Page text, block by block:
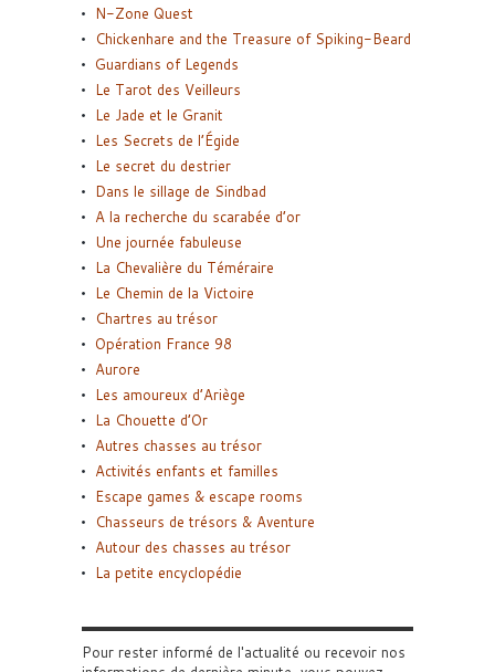
N-Zone Quest
Chickenhare and the Treasure of Spiking-Beard
Guardians of Legends
Le Tarot des Veilleurs
Le Jade et le Granit
Les Secrets de l’Égide
Le secret du destrier
Dans le sillage de Sindbad
A la recherche du scarabée d’or
Une journée fabuleuse
La Chevalière du Téméraire
Le Chemin de la Victoire
Chartres au trésor
Opération France 98
Aurore
Les amoureux d’Ariège
La Chouette d’Or
Autres chasses au trésor
Activités enfants et familles
Escape games & escape rooms
Chasseurs de trésors & Aventure
Autour des chasses au trésor
La petite encyclopédie
Pour rester informé de l'actualité ou recevoir nos